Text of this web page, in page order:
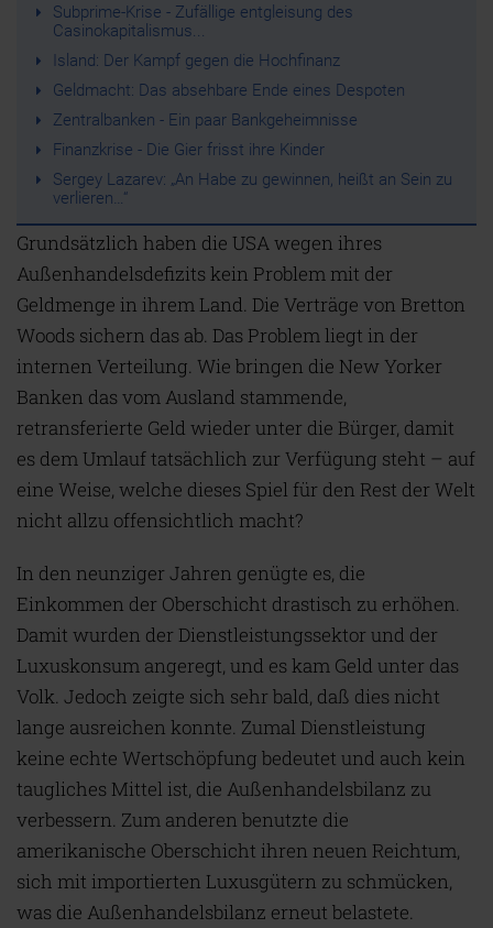
Subprime-Krise - Zufällige entgleisung des
Casinokapitalismus...
Island: Der Kampf gegen die Hochfinanz
Geldmacht: Das absehbare Ende eines Despoten
Zentralbanken - Ein paar Bankgeheimnisse
Finanzkrise - Die Gier frisst ihre Kinder
Sergey Lazarev: „An Habe zu gewinnen, heißt an Sein zu
verlieren…“
Grundsätzlich haben die USA wegen ihres
Außenhandelsdefizits kein Problem mit der
Geldmenge in ihrem Land. Die Verträge von Bretton
Woods sichern das ab. Das Problem liegt in der
internen Verteilung. Wie bringen die New Yorker
Banken das vom Ausland stammende,
retransferierte Geld wieder unter die Bürger, damit
es dem Umlauf tatsächlich zur Verfügung steht – auf
eine Weise, welche dieses Spiel für den Rest der Welt
nicht allzu offensichtlich macht?
In den neunziger Jahren genügte es, die
Einkommen der Oberschicht drastisch zu erhöhen.
Damit wurden der Dienstleistungssektor und der
Luxuskonsum angeregt, und es kam Geld unter das
Volk. Jedoch zeigte sich sehr bald, daß dies nicht
lange ausreichen konnte. Zumal Dienstleistung
keine echte Wertschöpfung bedeutet und auch kein
taugliches Mittel ist, die Außenhandelsbilanz zu
verbessern. Zum anderen benutzte die
amerikanische Oberschicht ihren neuen Reichtum,
sich mit importierten Luxusgütern zu schmücken,
was die Außenhandelsbilanz erneut belastete.